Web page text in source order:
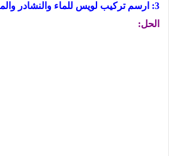
3: ارسم تركيب لويس للماء والنشادر والميثان ؟
الحل: